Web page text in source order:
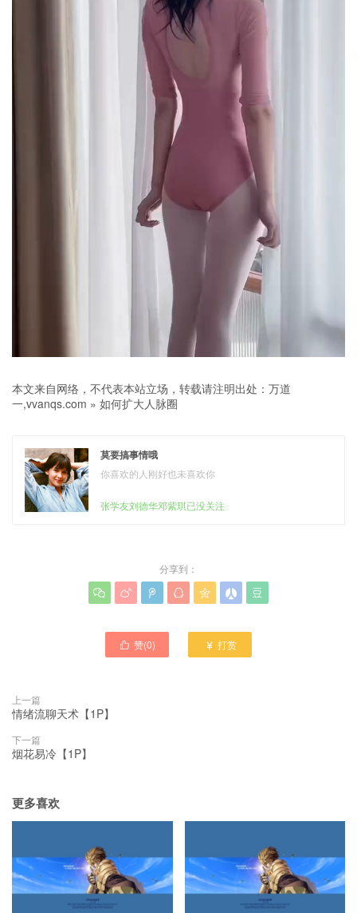
本文来自网络，不代表本站立场，转载请注明出处： 万道
一,vvanqs.com » 如何扩大人脉圈
莫要搞事情哦
你喜欢的人刚好也未喜欢你
张学友刘德华邓紫琪已没关注
分享到：
      
 赞(0)  打赏
上一篇
情绪流聊天术【1P】
下一篇
烟花易冷【1P】
更多喜欢